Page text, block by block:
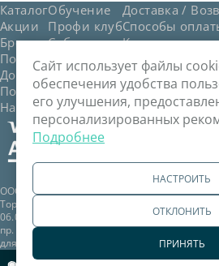
Каталог
Акции
Бренды
Обучение
Профи клуб
События
Доставка /
Способы
Контакты
Политика обработки
Договор публичной оферты
Политика обработки файлов
Настройка файлов cookie
ООО «Стар Бьюти Сервис» © 2006–2025
Торговом реестре 351631 от 13.09.2016.
06.02.2008 Мингорисполкома. Юр. адрес:
пр. Независимости, 32А, строение 4, этаж
для покупателей: 635 8000, e-mail:
Сайт использует файлы
обеспечения удобства
его улучшения,
персонализированных
Подробнее
НАСТРОИТЬ
ОТКЛОНИТЬ
ПРИНЯТЬ